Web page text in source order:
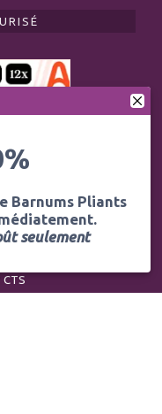
CTS
Barnums Pliants
seulement